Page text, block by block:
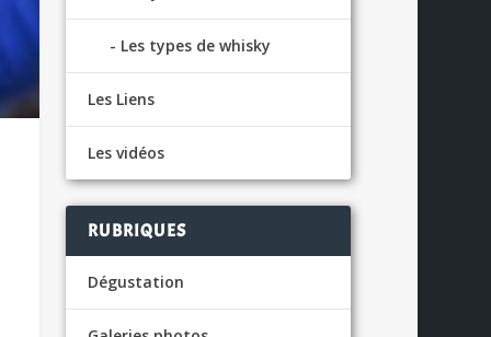
Les types de whisky
Les Liens
Les vidéos
RUBRIQUES
Dégustation